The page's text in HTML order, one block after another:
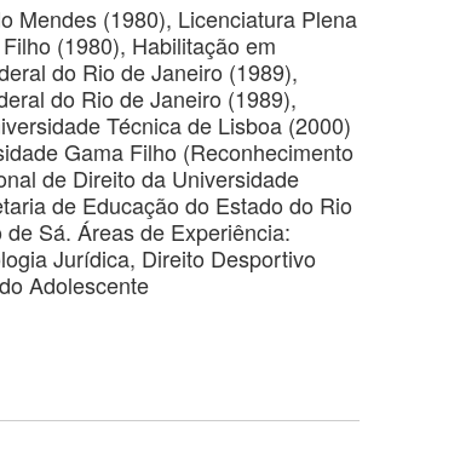
Mendes (1980), Licenciatura Plena
(1980), Habilitação em
do Rio de Janeiro (1989),
do Rio de Janeiro (1989),
Técnica de Lisboa (2000)
Gama Filho (Reconhecimento
de Direito da Universidade
de Educação do Estado do Rio
Sá. Áreas de Experiência:
Jurídica, Direito Desportivo
Adolescente